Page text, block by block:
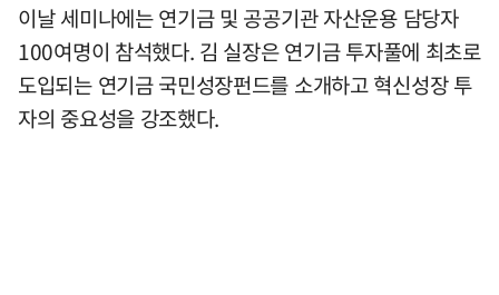
이날 세미나에는 연기금 및 공공기관 자산운용 담당자
100여명이 참석했다. 김 실장은 연기금 투자풀에 최초로
도입되는 연기금 국민성장펀드를 소개하고 혁신성장 투
자의 중요성을 강조했다.